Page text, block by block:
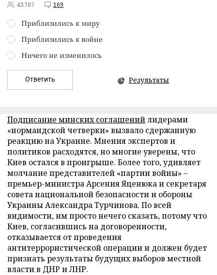
43707 169
Приблизились к миру
Приблизились к войне
Ничего не изменилось
Ответить Результаты
Подписание минских соглашенийлидерами
«нормандской четверки» вызвало сдержанную
реакцию на Украине. Мнения экспертов и
политиков расходятся, но многие уверены, что
Киев остался в проигрыше. Более того, удивляет
молчание представителей «партии войны» –
премьер-министра Арсения Яценюка и секретаря
совета национальной безопасности и обороны
Украины Александра Турчинова. По всей
видимости, им просто нечего сказать, потому что
Киев, согласившись на договоренности,
отказывается от проведения
антитеррористической операции и должен будет
признать результаты будущих выборов местной
власти в ДНР и ЛНР.